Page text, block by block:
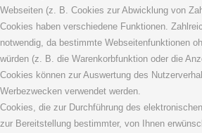
Webseiten (z. B. Cookies zur Abwicklung von
Cookies haben verschiedene Funktionen.
notwendig, da bestimmte Webseitenfunktionen
würden (z. B. die Warenkorbfunktion oder die
Cookies können zur Auswertung des
Werbezwecken verwendet werden.
Cookies, die zur Durchführung des
zur Bereitstellung bestimmter, von Ihnen